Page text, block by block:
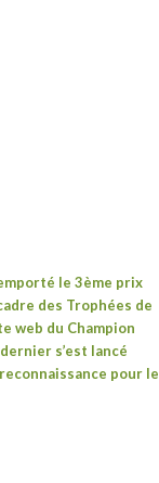
le 3ème prix
des Trophées de
web du Champion
s’est lancé
pour le